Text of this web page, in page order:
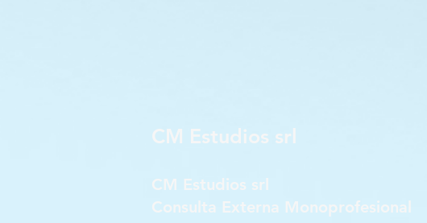
CM Estudios srl
CM Estudios srl
Consulta Externa Monoprofesional